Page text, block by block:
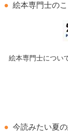
絵本専門士のこ
絵本専門士につい
今読みたい夏